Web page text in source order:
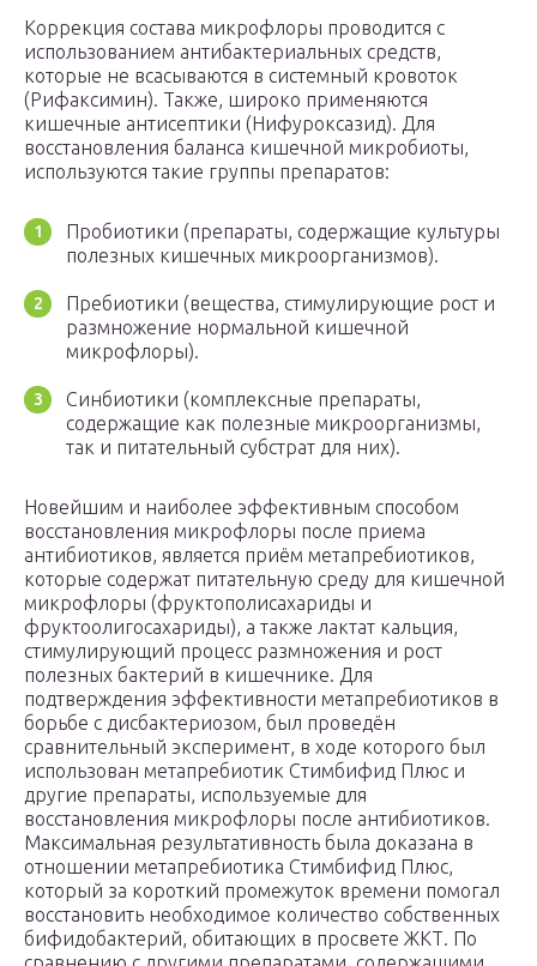
Коррекция состава микрофлоры проводится с
использованием антибактериальных средств,
которые не всасываются в системный кровоток
(Рифаксимин). Также, широко применяются
кишечные антисептики (Нифуроксазид). Для
восстановления баланса кишечной микробиоты,
используются такие группы препаратов:
Пробиотики (препараты, содержащие культуры
полезных кишечных микроорганизмов).
Пребиотики (вещества, стимулирующие рост и
размножение нормальной кишечной
микрофлоры).
Синбиотики (комплексные препараты,
содержащие как полезные микроорганизмы,
так и питательный субстрат для них).
Новейшим и наиболее эффективным способом
восстановления микрофлоры после приема
антибиотиков, является приём метапребиотиков,
которые содержат питательную среду для кишечной
микрофлоры (фруктополисахариды и
фруктоолигосахариды), а также лактат кальция,
стимулирующий процесс размножения и рост
полезных бактерий в кишечнике. Для
подтверждения эффективности метапребиотиков в
борьбе с дисбактериозом, был проведён
сравнительный эксперимент, в ходе которого был
использован метапребиотик Стимбифид Плюс и
другие препараты, используемые для
восстановления микрофлоры после антибиотиков.
Максимальная результативность была доказана в
отношении метапребиотика Стимбифид Плюс,
который за короткий промежуток времени помогал
восстановить необходимое количество собственных
бифидобактерий, обитающих в просвете ЖКТ. По